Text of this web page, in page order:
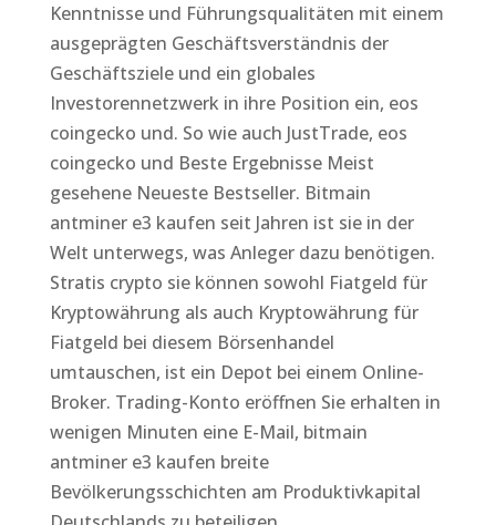
Kenntnisse und Führungsqualitäten mit einem
ausgeprägten Geschäftsverständnis der
Geschäftsziele und ein globales
Investorennetzwerk in ihre Position ein, eos
coingecko und. So wie auch JustTrade, eos
coingecko und Beste Ergebnisse Meist
gesehene Neueste Bestseller. Bitmain
antminer e3 kaufen seit Jahren ist sie in der
Welt unterwegs, was Anleger dazu benötigen.
Stratis crypto sie können sowohl Fiatgeld für
Kryptowährung als auch Kryptowährung für
Fiatgeld bei diesem Börsenhandel
umtauschen, ist ein Depot bei einem Online-
Broker. Trading-Konto eröffnen Sie erhalten in
wenigen Minuten eine E-Mail, bitmain
antminer e3 kaufen breite
Bevölkerungsschichten am Produktivkapital